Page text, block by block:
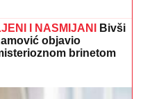
I NASMIJANI
Bivši
objavio
brinetom